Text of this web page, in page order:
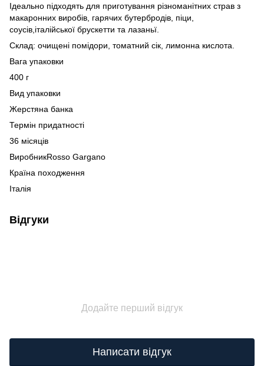
Ідеально підходять для приготування різноманітних страв з
макаронних виробів, гарячих бутербродів, піци,
соусів,італійської брускетти та лазаньї.
Склад: очищені помідори, томатний сік, лимонна кислота.
Вага упаковки
400 г
Вид упаковки
Жерстяна банка
Термін придатності
36 місяців
ВиробникRosso Gargano
Країна походження
Італія
Відгуки
Додайте перший відгук
Написати відгук